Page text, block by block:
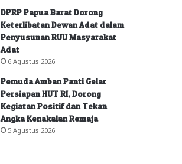
DPRP Papua Barat Dorong
Keterlibatan Dewan Adat dalam
Penyusunan RUU Masyarakat
Adat
6 Agustus 2026
Pemuda Amban Panti Gelar
Persiapan HUT RI, Dorong
Kegiatan Positif dan Tekan
Angka Kenakalan Remaja
5 Agustus 2026